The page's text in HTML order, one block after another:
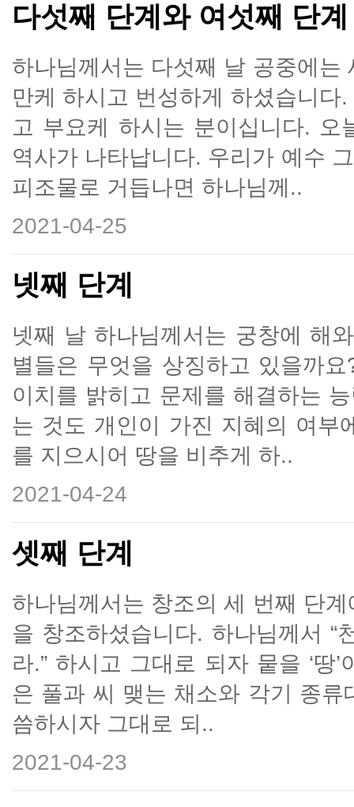
다섯째 단계와 여섯째 단계
하나님께서는 다섯째 날 공중에
만케 하시고 번성하게 하셨습니
고 부요케 하시는 분이십니다.
역사가 나타납니다. 우리가 예수
피조물로 거듭나면 하나님께..
2021-04-25
넷째 단계
넷째 날 하나님께서는 궁창에 해
별들은 무엇을 상징하고 있을까
이치를 밝히고 문제를 해결하는
는 것도 개인이 가진 지혜의 여부
를 지으시어 땅을 비추게 하..
2021-04-24
셋째 단계
하나님께서는 창조의 세 번째 단
을 창조하셨습니다. 하나님께서
라.” 하시고 그대로 되자 뭍을 ‘땅
은 풀과 씨 맺는 채소와 각기 종
씀하시자 그대로 되..
2021-04-23